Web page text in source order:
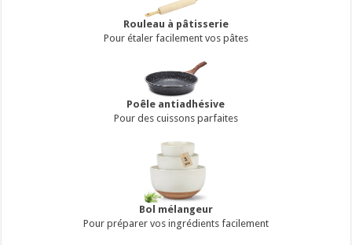
Rouleau à pâtisserie
Pour étaler facilement vos pâtes
Poêle antiadhésive
Pour des cuissons parfaites
Bol mélangeur
Pour préparer vos ingrédients facilement